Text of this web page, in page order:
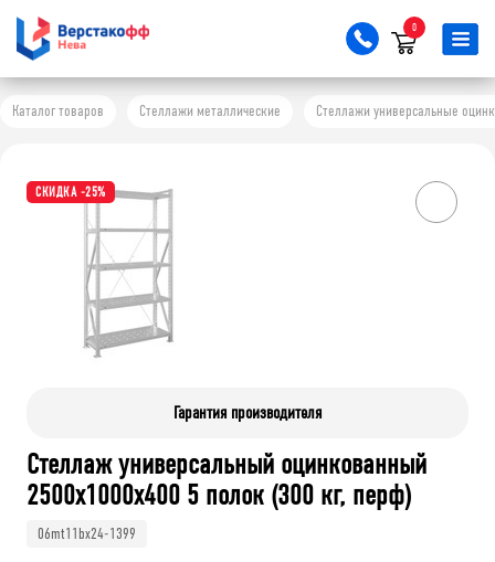
0
Каталог товаров Стеллажи металлические Стеллажи универсальные
СКИДКА -25%
Гарантия производителя
Стеллаж универсальный оцинкованный
2500x1000x400 5 полок (300 кг, перф)
06mt11bx24-1399